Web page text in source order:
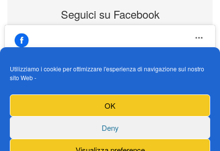
Utilizziamo i cookie per ottimizzare l'esperienza di navigazione sul nostro
sito Web -
OK
Deny
Seguici su Facebook
https://www.facebook.com/Vendogokartit/
Fai clic per accettare i cookie marketing e
abilitare questo contenuto